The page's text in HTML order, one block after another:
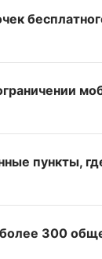
пункты,
300